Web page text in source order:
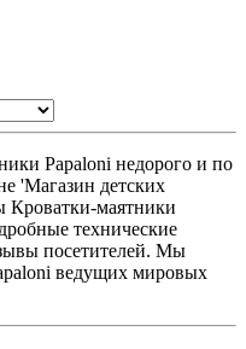
Papaloni недорого и по
'Магазин детских
Кроватки-маятники
технические
посетителей. Мы
ведущих мировых